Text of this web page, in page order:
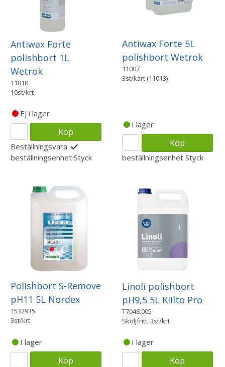
Antiwax Forte
polishbort 1L
Wetrok
11010
10st/krt
Ej i lager
Köp
Beställningsvara
beställningsenhet Styck
Antiwax Forte 5L
polishbort Wetrok
11007
3st/kart (11013)
I lager
Köp
beställningsenhet Styck
Polishbort S-Remove
pH11 5L Nordex
1532935
3st/krt
I lager
Köp
Linoli polishbort
pH9,5 5L Kiilto Pro
T7048.005
Sköljfritt, 3st/krt
I lager
Köp